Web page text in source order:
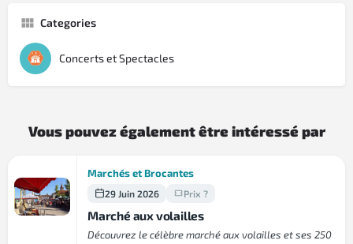
Categories
Concerts et Spectacles
Vous pouvez également être intéressé par
Marchés et Brocantes
29 Juin 2026 Prix ?
Marché aux volailles
Découvrez le célèbre marché aux volailles et ses 250